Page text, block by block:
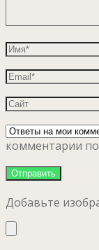
комментарии
Добавьте